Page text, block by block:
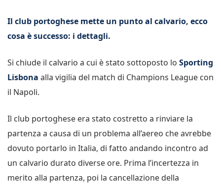
Il club portoghese mette un punto al calvario, ecco
cosa è successo: i dettagli.
Si chiude il calvario a cui è stato sottoposto lo Sporting
Lisbona alla vigilia del match di Champions League con
il Napoli.
Il club portoghese era stato costretto a rinviare la
partenza a causa di un problema all’aereo che avrebbe
dovuto portarlo in Italia, di fatto andando incontro ad
un calvario durato diverse ore. Prima l’incertezza in
merito alla partenza, poi la cancellazione della